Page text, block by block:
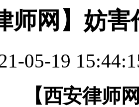
师网】妨
05-19
【西安律师